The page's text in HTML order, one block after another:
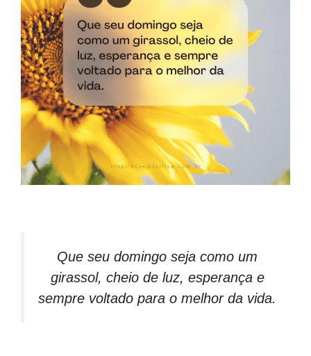
Que seu domingo seja como um
girassol, cheio de luz, esperança e
sempre voltado para o melhor da vida.